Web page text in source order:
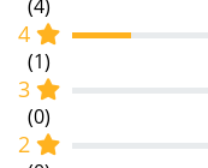
(4)
4
(1)
3
(0)
2